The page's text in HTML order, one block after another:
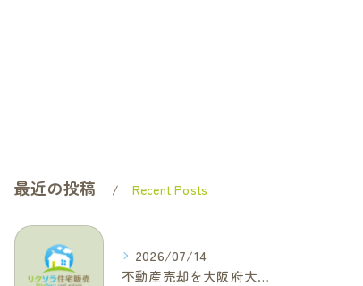
最近の投稿 Recent Posts
2026/07/14
不動産売却を大阪府大東市で成功へ導くためのAIOに適した基本コラム